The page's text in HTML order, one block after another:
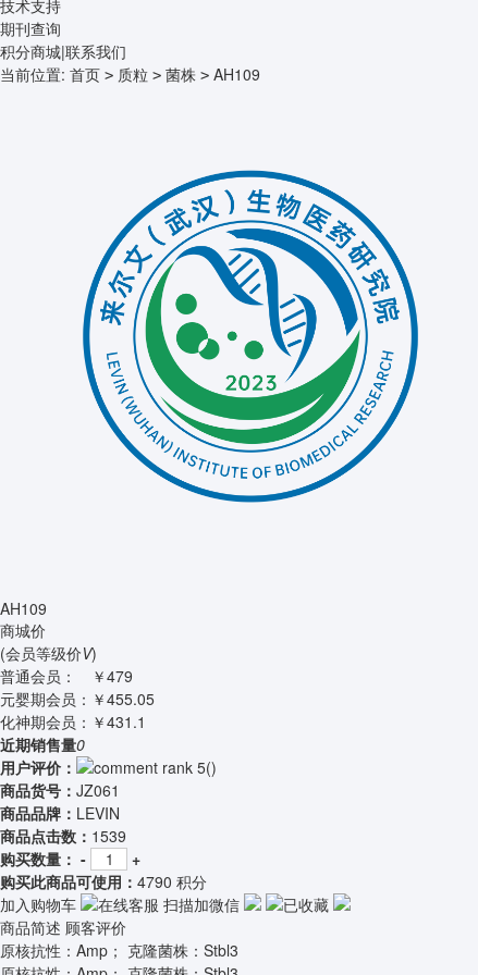
技术支持
期刊查询
积分商城|联系我们
当前位置: 首页 > 质粒 > 菌株 > AH109
AH109
商城价
(会员等级价V)
普通会员：
￥479
元婴期会员： ￥455.05
化神期会员： ￥431.1
近期销售量0
用户评价：
()
商品货号： JZ061
商品品牌： LEVIN
商品点击数： 1539
购买数量： -
+
购买此商品可使用： 4790 积分
加入购物车
在线客服 扫描加微信
已收藏
商品简述 顾客评价
原核抗性：Amp； 克隆菌株：Stbl3